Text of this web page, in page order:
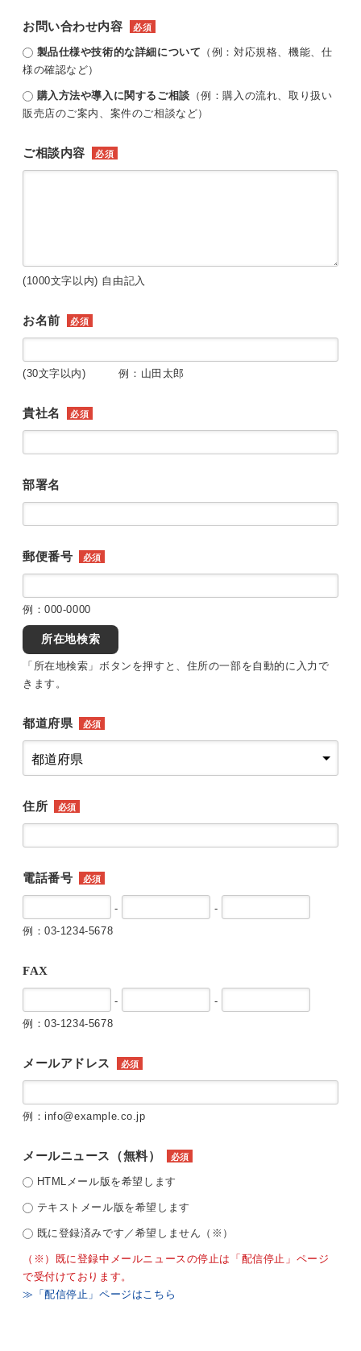
お問い合わせ内容 必須
製品仕様や技術的な詳細について （例：対応規格、機能、仕
様の確認など）
購入方法や導入に関するご相談 （例：購入の流れ、取り扱い
販売店のご案内、案件のご相談など）
ご相談内容 必須
(1000文字以内) 自由記入
お名前 必須
(30文字以内) 例：山田太郎
貴社名 必須
部署名
郵便番号 必須
例：000-0000
所在地検索
「所在地検索」ボタンを押すと、住所の一部を自動的に入力で
きます。
都道府県 必須
住所 必須
電話番号 必須
-
-
例：03-1234-5678
FAX
-
-
例：03-1234-5678
メールアドレス 必須
例：info@example.co.jp
メールニュース（無料） 必須
HTMLメール版を希望します
テキストメール版を希望します
既に登録済みです／希望しません（※）
（※）既に登録中メールニュースの停止は「配信停止」ページ
で受付けております。
≫「配信停止」ページはこちら